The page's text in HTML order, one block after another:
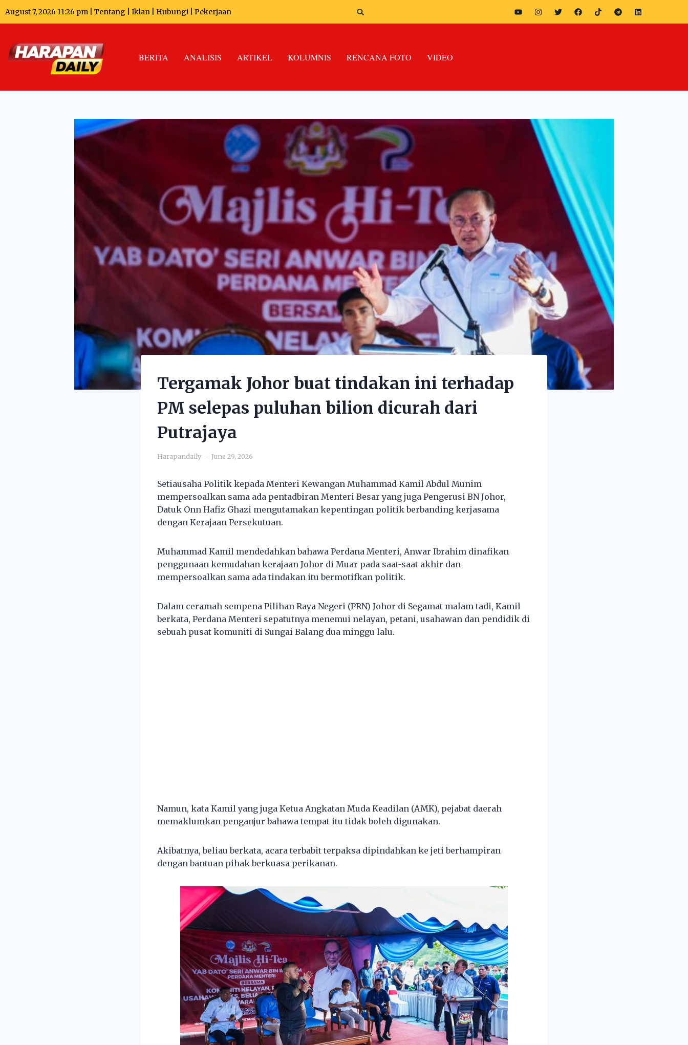
August 7, 2026 11:26 pm | Tentang Iklan Hubungi Pekerjaan
BERITA ANALISIS ARTIKEL KOLUMNIS RENCANA FOTO VIDEO
Tergamak Johor buat tindakan ini terhadap
PM selepas puluhan bilion dicurah dari
Putrajaya
Harapandaily June 29, 2026
Setiausaha Politik kepada Menteri Kewangan Muhammad Kamil Abdul Munim
mempersoalkan sama ada pentadbiran Menteri Besar yang juga Pengerusi BN Johor,
Datuk Onn Hafiz Ghazi mengutamakan kepentingan politik berbanding kerjasama
dengan Kerajaan Persekutuan.
Muhammad Kamil mendedahkan bahawa Perdana Menteri, Anwar Ibrahim dinafikan
penggunaan kemudahan kerajaan Johor di Muar pada saat-saat akhir dan
mempersoalkan sama ada tindakan itu bermotifkan politik.
Dalam ceramah sempena Pilihan Raya Negeri (PRN) Johor di Segamat malam tadi, Kamil
berkata, Perdana Menteri sepatutnya menemui nelayan, petani, usahawan dan pendidik di
sebuah pusat komuniti di Sungai Balang dua minggu lalu.
Namun, kata Kamil yang juga Ketua Angkatan Muda Keadilan (AMK), pejabat daerah
memaklumkan penganjur bahawa tempat itu tidak boleh digunakan.
Akibatnya, beliau berkata, acara terbabit terpaksa dipindahkan ke jeti berhampiran
dengan bantuan pihak berkuasa perikanan.